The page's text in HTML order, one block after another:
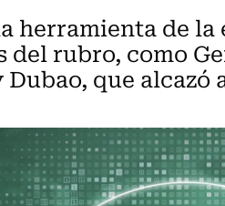
herramienta de
rubro, como
que alcazó